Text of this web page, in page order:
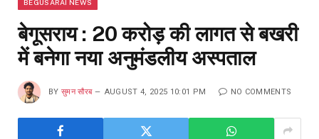
BEGUSARAI NEWS
बेगूसराय : 20 करोड़ की लागत से बखरी
में बनेगा नया अनुमंडलीय अस्पताल
BY सुमन सौरब AUGUST 4, 2025 10:01 PM NO COMMENTS